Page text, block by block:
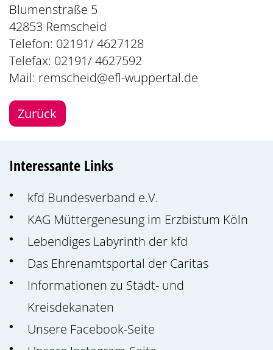
Blumenstraße 5
42853 Remscheid
Telefon: 02191/ 4627128
Telefax: 02191/ 4627592
Mail: remscheid@efl-wuppertal.de
Zurück
Interessante Links
kfd Bundesverband e.V.
KAG Müttergenesung im Erzbistum Köln
Lebendiges Labyrinth der kfd
Das Ehrenamtsportal der Caritas
Informationen zu Stadt- und
Kreisdekanaten
Unsere Facebook-Seite